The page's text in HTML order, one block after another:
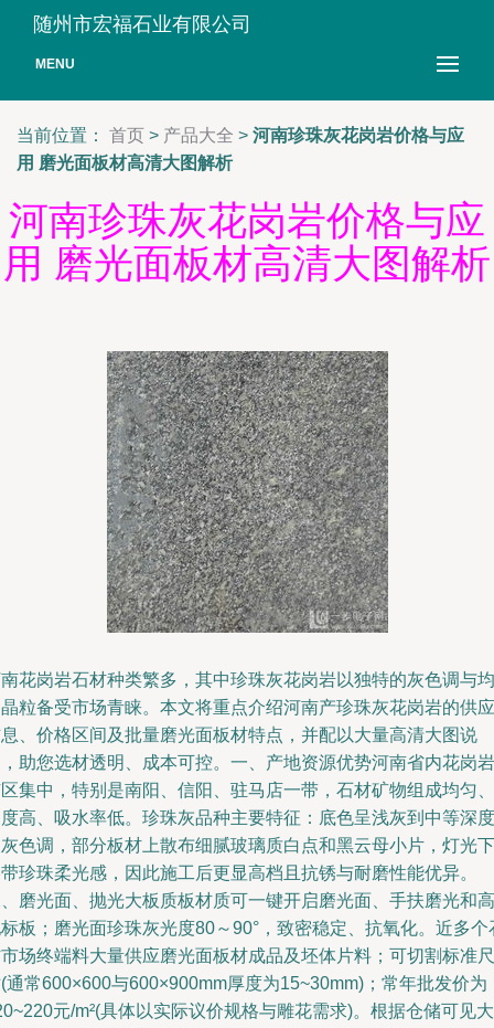
随州市宏福石业有限公司
MENU
当前位置： 首页 > 产品大全 > 河南珍珠灰花岗岩价格与应
用 磨光面板材高清大图解析
河南珍珠灰花岗岩价格与应
用 磨光面板材高清大图解析
花岗岩石材种类繁多，其中珍珠灰花岗岩以独特的灰色调与均
粒备受市场青睐。本文将重点介绍河南产珍珠灰花岗岩的供应
、价格区间及批量磨光面板材特点，并配以大量高清大图说
助您选材透明、成本可控。一、产地资源优势河南省内花岗岩
集中，特别是南阳、信阳、驻马店一带，石材矿物组成均匀、
高、吸水率低。珍珠灰品种主要特征：底色呈浅灰到中等深度
色调，部分板材上散布细腻玻璃质白点和黑云母小片，灯光下
珍珠柔光感，因此施工后更显高档且抗锈与耐磨性能优异。
磨光面、抛光大板质板材质可一键开启磨光面、手扶磨光和高
板；磨光面珍珠灰光度80～90°，致密稳定、抗氧化。近多个
场终端料大量供应磨光面板材成品及坯体片料；可切割标准尺
通常600×600与600×900mm厚度为15~30mm)；常年批发价为
元/m²(具体以实际议价规格与雕花需求)。根据仓储可见大